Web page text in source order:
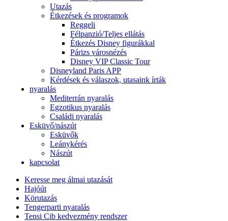
Utazás
Étkezések és programok
Reggeli
Félpanzió/Teljes ellátás
Étkezés Disney figurákkal
Párizs városnézés
Disney VIP Classic Tour
Disneyland Paris APP
Kérdések és válaszok, utasaink írták
nyaralás
Mediterrán nyaralás
Egzotikus nyaralás
Családi nyaralás
Esküvő/nászút
Esküvők
Leánykérés
Nászút
kapcsolat
Keresse meg álmai utazását
Hajóút
Körutazás
Tengerparti nyaralás
Tensi Cib kedvezmény rendszer